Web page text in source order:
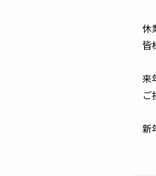
休
皆
来
ご
新